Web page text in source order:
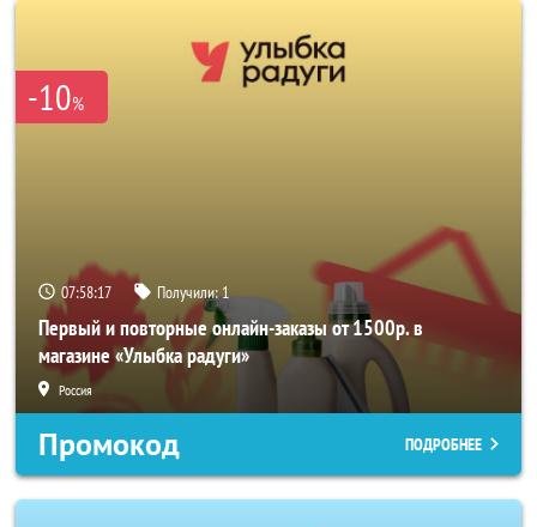
-10%
07:58:16 Получили:1
Первый и повторные онлайн-заказы от 1500р. в
магазине «Улыбка радуги»
Россия
Промокод ПОДРОБНЕЕ